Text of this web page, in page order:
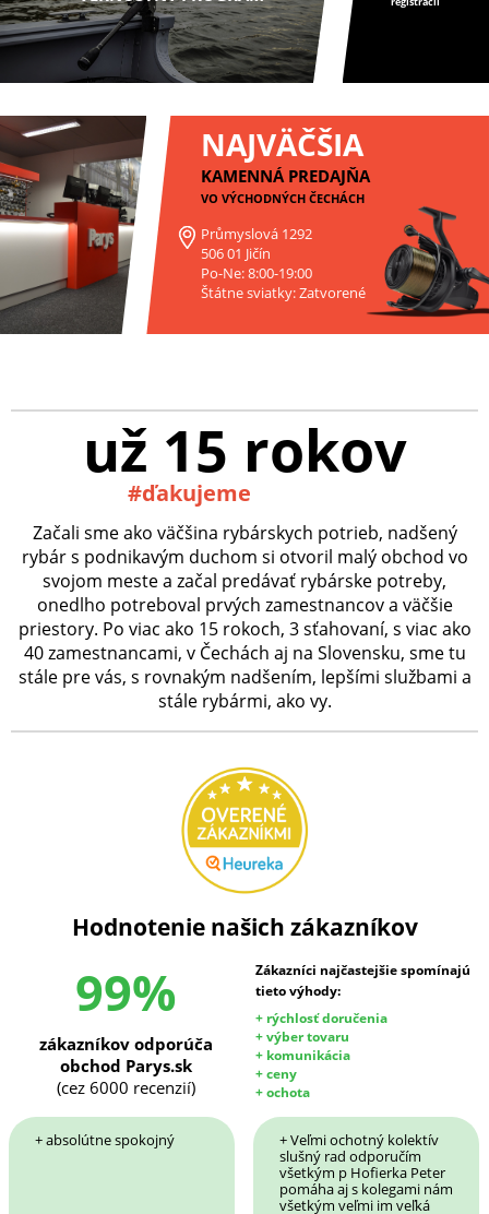
NAJVÄČŠIA
KAMENNÁ PREDAJŇA
VO VÝCHODNÝCH ČECHÁCH
Průmyslová 1292
506 01 Jičín
Po-Ne: 8:00-19:00
Štátne sviatky: Zatvorené
už 15 rokov
#ďakujeme
Začali sme ako väčšina rybárskych potrieb, nadšený
rybár s podnikavým duchom si otvoril malý obchod vo
svojom meste a začal predávať rybárske potreby,
onedlho potreboval prvých zamestnancov a väčšie
priestory. Po viac ako 15 rokoch, 3 sťahovaní, s viac ako
40 zamestnancami, v Čechách aj na Slovensku, sme tu
stále pre vás, s rovnakým nadšením, lepšími službami a
stále rybármi, ako vy.
Hodnotenie našich zákazníkov
99%
Zákazníci najčastejšie spomínajú
tieto výhody:
+ rýchlosť doručenia
+ výber tovaru
+ komunikácia
+ ceny
+ ochota
zákazníkov odporúča
obchod Parys.sk
(cez 6000 recenzií)
+ absolútne spokojný
+ Veľmi ochotný kolektív
slušný rad odporučím
všetkým p Hofierka Peter
pomáha aj s kolegami nám
všetkým veľmi im veľká